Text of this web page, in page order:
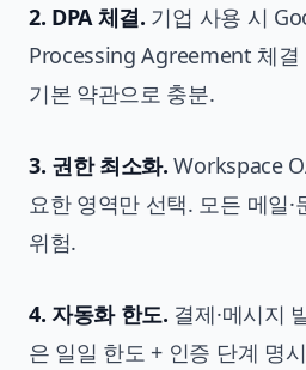
2. DPA 체결. 기업 사용 시
Processing Agreement 체결
기본 약관으로 충분.
3. 권한 최소화. Workspace
요한 영역만 선택. 모든 메일·
위험.
4. 자동화 한도. 결제·메시지
은 일일 한도 + 인증 단계 명